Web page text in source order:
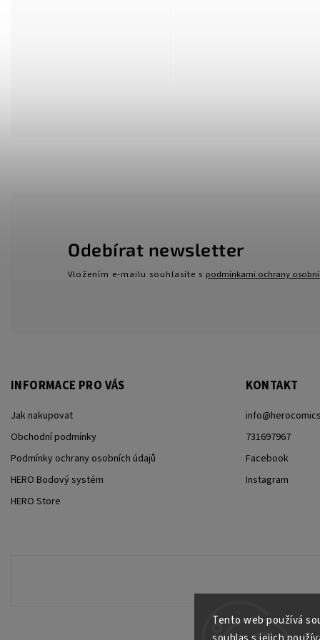
Tento web používá
INFORMACE PRO VÁS
Jak nakupovat
Obchodní podmínky
Podmínky ochrany osobních údajů
HERO Bodový systém
HERO Store
KONTAKT
info@
731697967
Facebook
Instagram
Odebírat newsletter
Vložením e-mailu souhlasíte s podmínkami ochrany